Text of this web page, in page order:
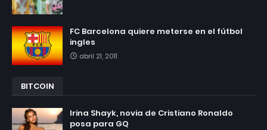
FC Barcelona quiere meterse en el fútbol
ingles
abril 21, 2011
BITCOIN
Irina Shayk, novia de Cristiano Ronaldo
posa para GQ